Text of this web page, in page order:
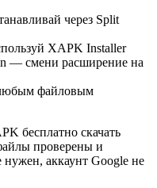
через Split
XAPK Installer
— смени расширение на
файловым
бесплатно скачать
проверены и
аккаунт Google не